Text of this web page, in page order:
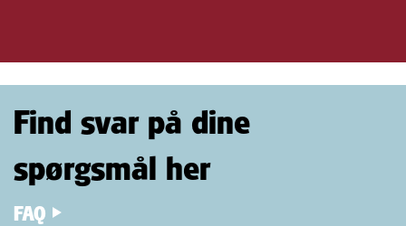
Find svar på dine
spørgsmål her
FAQ